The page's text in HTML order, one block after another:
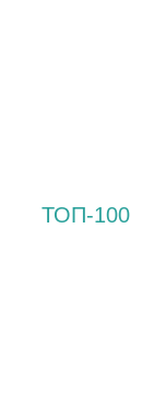
ТОП-100